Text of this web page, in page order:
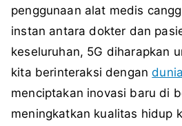
penggunaan alat medis
instan antara dokter dan
keseluruhan, 5G diharapkan
kita berinteraksi dengan
menciptakan inovasi baru di
meningkatkan kualitas hidup